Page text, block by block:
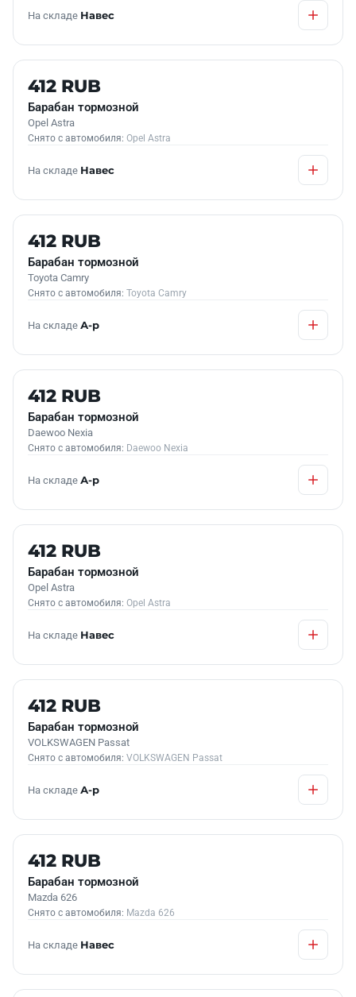
На складе Навес
Б/У В НАЛИЧИИ
412 RUB
Барабан тормозной
Opel Astra
Снято с автомобиля: Opel Astra
На складе Навес
Б/У В НАЛИЧИИ
412 RUB
Барабан тормозной
Toyota Camry
Снято с автомобиля: Toyota Camry
На складе А-р
Б/У В НАЛИЧИИ
412 RUB
Барабан тормозной
Daewoo Nexia
Снято с автомобиля: Daewoo Nexia
На складе А-р
Б/У В НАЛИЧИИ
412 RUB
Барабан тормозной
Opel Astra
Снято с автомобиля: Opel Astra
На складе Навес
Б/У В НАЛИЧИИ
412 RUB
Барабан тормозной
VOLKSWAGEN Passat
Снято с автомобиля: VOLKSWAGEN Passat
На складе А-р
Б/У В НАЛИЧИИ
412 RUB
Барабан тормозной
Mazda 626
Снято с автомобиля: Mazda 626
На складе Навес